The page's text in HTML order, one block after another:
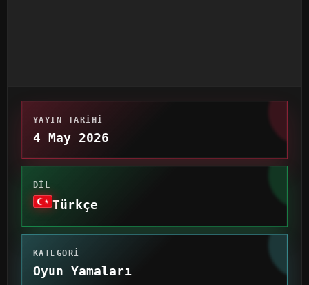
YAYIN TARIHI
4 May 2026
DIL
Türkçe
KATEGORI
Oyun Yamaları